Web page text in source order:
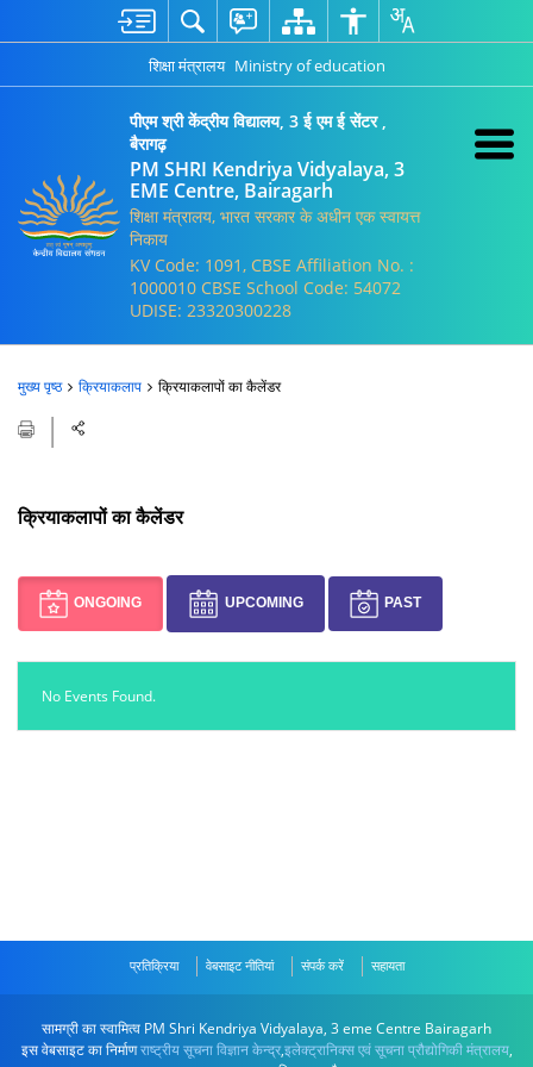
शिक्षा मंत्रालय Ministry of education
पीएम श्री केंद्रीय विद्यालय, 3 ई एम ई सेंटर ,
बैरागढ़
PM SHRI Kendriya Vidyalaya, 3
EME Centre, Bairagarh
शिक्षा मंत्रालय, भारत सरकार के अधीन एक स्वायत्त
निकाय
KV Code: 1091, CBSE Affiliation No. :
1000010 CBSE School Code: 54072
UDISE: 23320300228
मुख्य पृष्ठ क्रियाकलाप क्रियाकलापों का कैलेंडर
क्रियाकलापों का कैलेंडर
ONGOING UPCOMING PAST
No Events Found.
प्रतिक्रिया वेबसाइट नीतियां संपर्क करें सहायता
सामग्री का स्वामित्व PM Shri Kendriya Vidyalaya, 3 eme Centre Bairagarh
इस वेबसाइट का निर्माणराष्ट्रीय सूचना विज्ञान केन्द्र,इलेक्ट्रानिक्स एवं सूचना प्रौद्योगिकी मंत्रालय,